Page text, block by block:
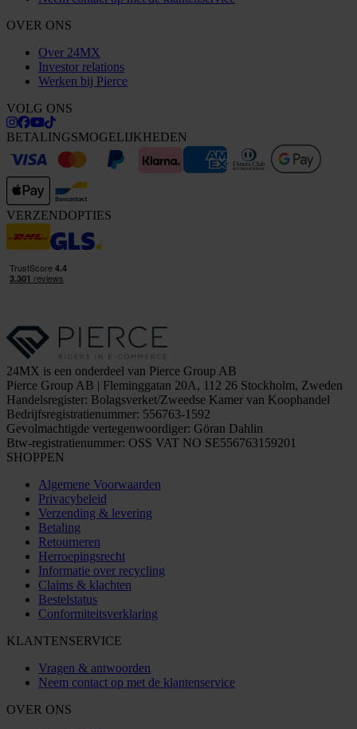
OVER ONS
Over 24MX
Investor relations
Werken bij Pierce
VOLG ONS
BETALINGSMOGELIJKHEDEN
VERZENDOPTIES
24MX is een onderdeel van Pierce Group AB
Pierce Group AB | Fleminggatan 20A, 112 26 Stockholm, Zweden
Handelsregister: Bolagsverket/Zweedse Kamer van Koophandel
Bedrijfsregistratienummer: 556763-1592
Gevolmachtigde vertegenwoordiger: Göran Dahlin
Btw-registratienummer: OSS VAT NO SE556763159201
SHOPPEN
Algemene Voorwaarden
Privacybeleid
Verzending & levering
Betaling
Retourneren
Herroepingsrecht
Informatie over recycling
Claims & klachten
Bestelstatus
Conformiteitsverklaring
KLANTENSERVICE
Vragen & antwoorden
Neem contact op met de klantenservice
OVER ONS